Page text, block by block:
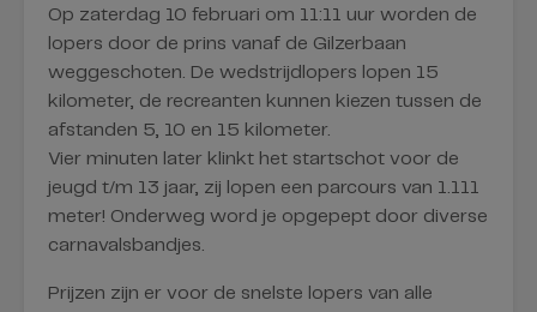
Op zaterdag 10 februari om 11:11 uur worden de
lopers door de prins vanaf de Gilzerbaan
weggeschoten. De wedstrijdlopers lopen 15
kilometer, de recreanten kunnen kiezen tussen de
afstanden 5, 10 en 15 kilometer.
Vier minuten later klinkt het startschot voor de
jeugd t/m 13 jaar, zij lopen een parcours van 1.111
meter! Onderweg word je opgepept door diverse
carnavalsbandjes.
Prijzen zijn er voor de snelste lopers van alle